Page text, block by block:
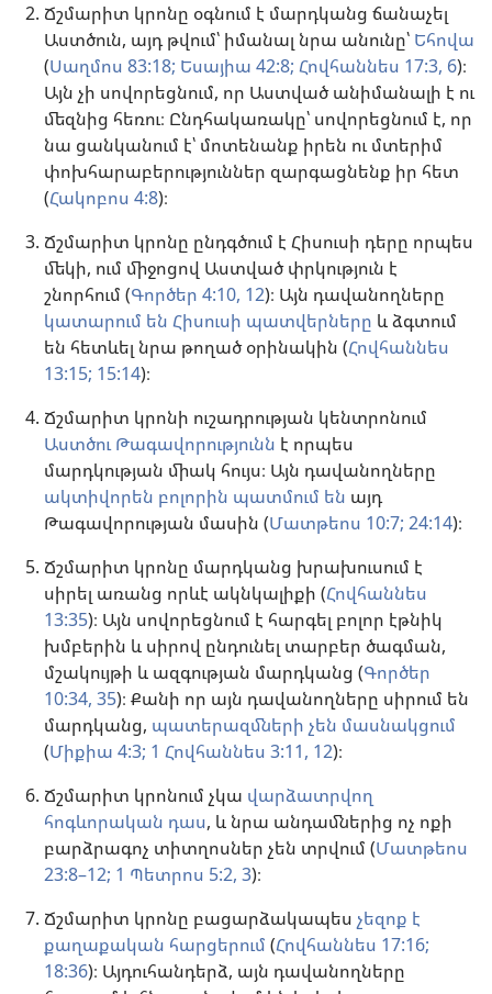
Ճշմարիտ կրոնը օգնում է մարդկանց ճանաչել
Աստծուն, այդ թվում՝ իմանալ նրա անունը՝ Եհովա
(Սաղմոս 83:18; Եսայիա 42:8; Հովհաննես 17:3, 6)։
Այն չի սովորեցնում, որ Աստված անիմանալի է ու
մեզնից հեռու։ Ընդհակառակը՝ սովորեցնում է, որ
նա ցանկանում է՝ մոտենանք իրեն ու մտերիմ
փոխհարաբերություններ զարգացնենք իր հետ
(Հակոբոս 4:8)։
Ճշմարիտ կրոնը ընդգծում է Հիսուսի դերը որպես
մեկի, ում միջոցով Աստված փրկություն է
շնորհում (Գործեր 4:10, 12)։ Այն դավանողները
կատարում են Հիսուսի պատվերները և ձգտում
են հետևել նրա թողած օրինակին (Հովհաննես
13:15; 15:14)։
Ճշմարիտ կրոնի ուշադրության կենտրոնում
Աստծու Թագավորությունն է որպես
մարդկության միակ հույս։ Այն դավանողները
ակտիվորեն բոլորին պատմում են այդ
Թագավորության մասին (Մատթեոս 10:7; 24:14)։
Ճշմարիտ կրոնը մարդկանց խրախուսում է
սիրել առանց որևէ ակնկալիքի (Հովհաննես
13:35)։ Այն սովորեցնում է հարգել բոլոր էթնիկ
խմբերին և սիրով ընդունել տարբեր ծագման,
մշակույթի և ազգության մարդկանց (Գործեր
10:34, 35)։ Քանի որ այն դավանողները սիրում են
մարդկանց, պատերազմների չեն մասնակցում
(Միքիա 4:3; 1 Հովհաննես 3:11, 12)։
Ճշմարիտ կրոնում չկա վարձատրվող
հոգևորական դաս, և նրա անդամներից ոչ ոքի
բարձրագոչ տիտղոսներ չեն տրվում (Մատթեոս
23:8–12; 1 Պետրոս 5:2, 3)։
Ճշմարիտ կրոնը բացարձակապես չեզոք է
քաղաքական հարցերում (Հովհաննես 17:16;
18:36)։ Այդուհանդերձ, այն դավանողները